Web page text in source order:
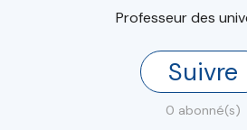
Professeur des
Suivre
0 abonné(s)